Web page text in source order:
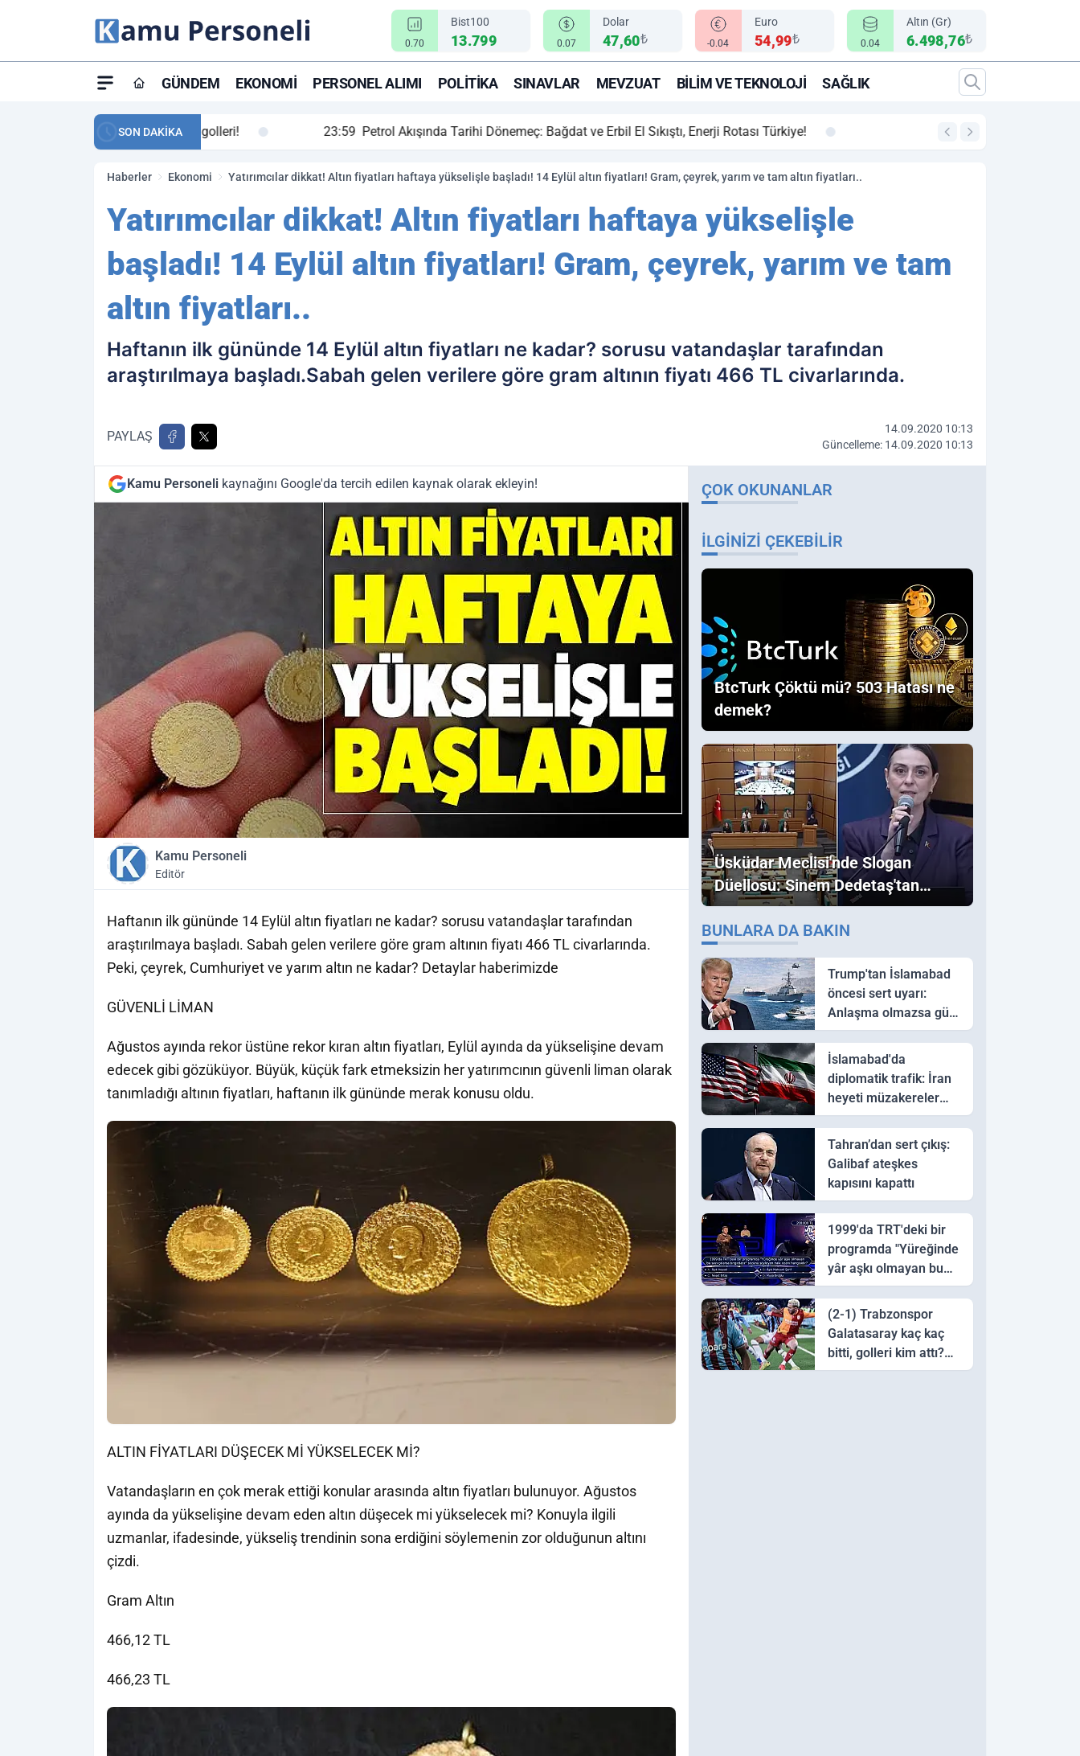
0.70
Bist100
13.799 0.07
Dolar
47,60₺ -0.04
Euro
54,99₺ 0.04
Altın (Gr)
6.498,76₺
GÜNDEM EKONOMI PERSONEL ALIMI POLITIKA SINAVLAR MEVZUAT BILIM VE TEKNOLOJI SAĞLIK
SON DAKİKA
maç özeti ve golleri! 23:59 Petrol Akışında Tarihi Dönemeç: Bağdat ve Erbil El Sıkıştı, Enerji Rotası Türkiye! 00:12
Haberler Ekonomi Yatırımcılar dikkat! Altın fiyatları haftaya yükselişle başladı! 14 Eylül altın fiyatları! Gram, çeyrek, yarım ve tam altın fiyatları..
Yatırımcılar dikkat! Altın fiyatları haftaya yükselişle
başladı! 14 Eylül altın fiyatları! Gram, çeyrek, yarım ve tam
altın fiyatları..
Haftanın ilk gününde 14 Eylül altın fiyatları ne kadar? sorusu vatandaşlar tarafından
araştırılmaya başladı.Sabah gelen verilere göre gram altının fiyatı 466 TL civarlarında.
PAYLAŞ
14.09.2020 10:13
Güncelleme: 14.09.2020 10:13
Kamu Personeli kaynağını Google'da tercih edilen kaynak olarak ekleyin!
Kamu Personeli
Editör
Haftanın ilk gününde 14 Eylül altın fiyatları ne kadar? sorusu vatandaşlar tarafından
araştırılmaya başladı. Sabah gelen verilere göre gram altının fiyatı 466 TL civarlarında.
Peki, çeyrek, Cumhuriyet ve yarım altın ne kadar? Detaylar haberimizde
GÜVENLİ LİMAN
Ağustos ayında rekor üstüne rekor kıran altın fiyatları, Eylül ayında da yükselişine devam
edecek gibi gözüküyor. Büyük, küçük fark etmeksizin her yatırımcının güvenli liman olarak
tanımladığı altının fiyatları, haftanın ilk gününde merak konusu oldu.
ALTIN FİYATLARI DÜŞECEK Mİ YÜKSELECEK Mİ?
Vatandaşların en çok merak ettiği konular arasında altın fiyatları bulunuyor. Ağustos
ayında da yükselişine devam eden altın düşecek mi yükselecek mi? Konuyla ilgili
uzmanlar, ifadesinde, yükseliş trendinin sona erdiğini söylemenin zor olduğunun altını
çizdi.
Gram Altın
466,12 TL
466,23 TL
ÇOK OKUNANLAR
İLGINIZI ÇEKEBILIR
BtcTurk Çöktü mü? 503 Hatası ne
demek?
Üsküdar Meclisi'nde Slogan
Düellosu: Sinem Dedetaş'tan
Ezber Bozan "Erdoğan" ve
"İmamoğlu" Çıkışı!
BUNLARA DA BAKIN
Trump'tan İslamabad
öncesi sert uyarı:
Anlaşma olmazsa güç
kullanırız
İslamabad'da
diplomatik trafik: İran
heyeti müzakereler
için Pakistan'a ulaştı
Tahran’dan sert çıkış:
Galibaf ateşkes
kapısını kapattı
1999'da TRT'deki bir
programda "Yüreğinde
yâr aşkı olmayan bu
sazı çalarsa tingirdatır"
sözünü söyleyen halk
ozanı hangisidir?
(2-1) Trabzonspor
Galatasaray kaç kaç
bitti, golleri kim attı?
Trabzonspor